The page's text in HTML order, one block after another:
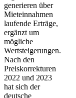
generieren über
Mieteinnahmen
laufende Erträge,
ergänzt um
mögliche
Wertsteigerungen.
Nach den
Preiskorrekturen
2022 und 2023
hat sich der
deutsche